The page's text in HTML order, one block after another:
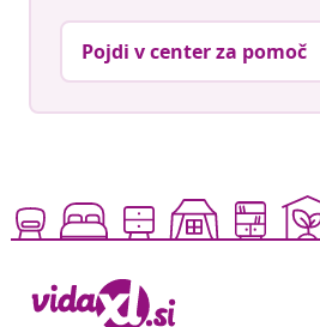
Pojdi v center za pomoč